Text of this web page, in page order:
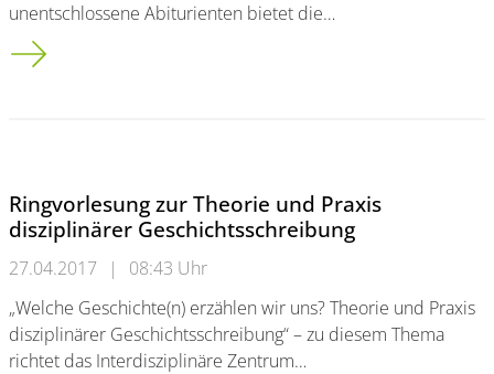
unentschlossene Abiturienten bietet die…
Abi – was dann?<br />Entscheidungstrainings für die
Ringvorlesung zur Theorie und Praxis
disziplinärer Geschichtsschreibung
27.04.2017 |
08:43 Uhr
„Welche Geschichte(n) erzählen wir uns? Theorie und Praxis
disziplinärer Geschichtsschreibung“ – zu diesem Thema
richtet das Interdisziplinäre Zentrum…